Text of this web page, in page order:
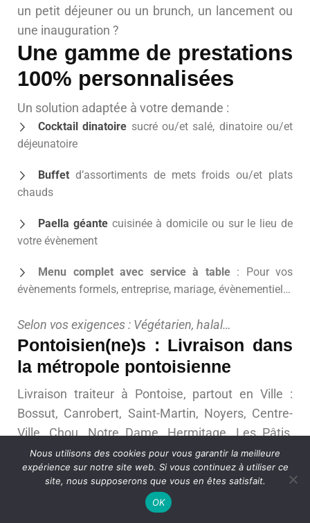
un petit déjeuner ou un brunch, un lancement ou
une inauguration ?
Une gamme de prestations
100% personnalisées
Un solution adaptée à votre demande :
Cocktail dinatoire sucré ou/et salé, dinatoire ou/et
déjeunatoire
Buffet d’assortiments de mets froids ou/et plats
chauds
Paella géantecuisinée à domicile ou sur le lieu de
votre évènement
Menu complet avec service à table: Pour vos
évènements formels, entreprise, mariage, évènementiel…
Selon vos exigences : Végétarien, halal…
Pontoisien(ne)s : Livraison dans
la métropole pontoisienne
Livraison traiteur à Pontoise, partout en Ville :
Bossut, Canrobert, Saint-Martin, Noyers, Centre-
Ville, Chou, Notre Dame, Hermitage, Les Pâtis,
Les Cordeliers, Le Louvrais, Marcouville, Palette,
Maradas, LEs Larris, Bocages…
Nous utilisons des cookies pour vous garantir la meilleure
expérience sur notre site web. Si vous continuez à utiliser ce
site, nous supposerons que vous en êtes satisfait.
OK